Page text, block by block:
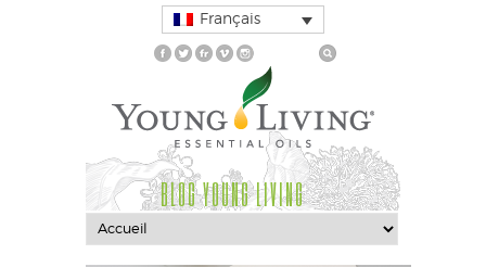
Français
BLOG YOUNG LIVING